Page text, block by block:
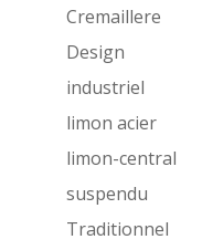
Cremaillere
Design
industriel
limon acier
limon-central
suspendu
Traditionnel